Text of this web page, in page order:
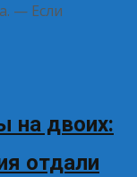
— Если
на двоих:
отдали